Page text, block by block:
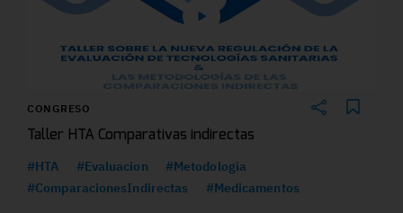
CONGRESO
Taller HTA Comparativas indirectas
#HTA #Evaluacion
#Metodologia
#ComparacionesIndirectas
#Medicamentos